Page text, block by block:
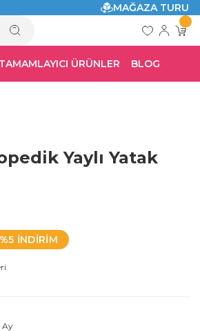
MAĞAZA TURU
TAMAMLAYICI ÜRÜNLER BLOG
Yaylı Yatak
%5 İNDİRİM
Ay